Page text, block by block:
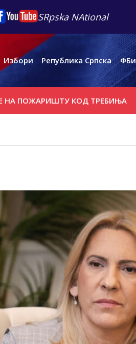
SRpska NAtional
Избори Република Српска
КОД ТРЕБИЊА ЛИН: